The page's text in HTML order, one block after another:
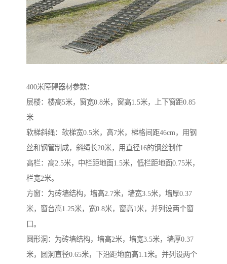
400米障碍器材参数：
层楼：楼高5米，窗宽0.8米，窗高1.5米，上下窗距0.85
米
软梯斜绳：软梯宽0.5米，高7米，梯格间距46cm，用钢
丝和钢管制成，斜绳长20米，用直径16的钢丝制作
高栏：高2.5米，中栏距地面1.5米，低栏距地面0.75米，
栏宽2米。
方窗：为砖墙结构，墙高2.7米，墙宽3.5米，墙厚0.37
米，窗台高1.25米，宽0.8米，窗高1米，并列设两个窗
口。
圆形洞：为砖墙结构，墙高2米，墙宽3.5米，墙厚0.37
米，圆洞直径0.65米，下沿距地面高1.1米。并列设两个